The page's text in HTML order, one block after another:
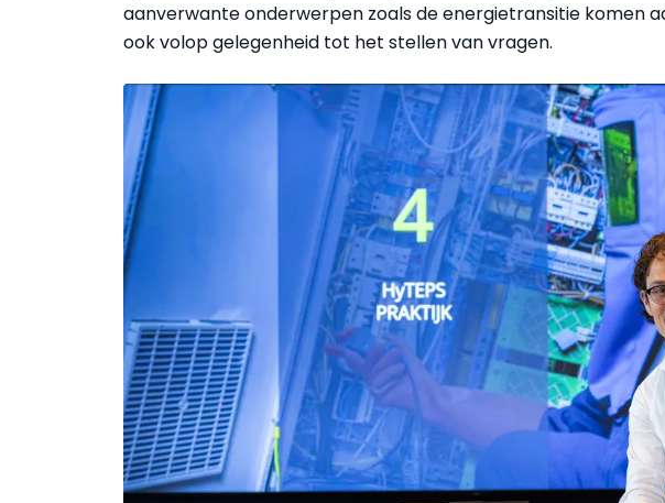
aanverwante onderwerpen zoals de energietransitie komen
ook volop gelegenheid tot het stellen van vragen.